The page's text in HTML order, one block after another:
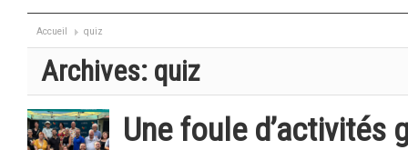
Accueil quiz
Archives: quiz
Une foule d’activités